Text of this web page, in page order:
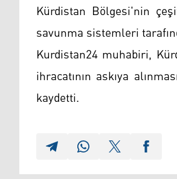
Kürdistan Bölgesi'nin
savunma sistemleri
Kurdistan24 muhabiri,
ihracatının askıya
kaydetti.